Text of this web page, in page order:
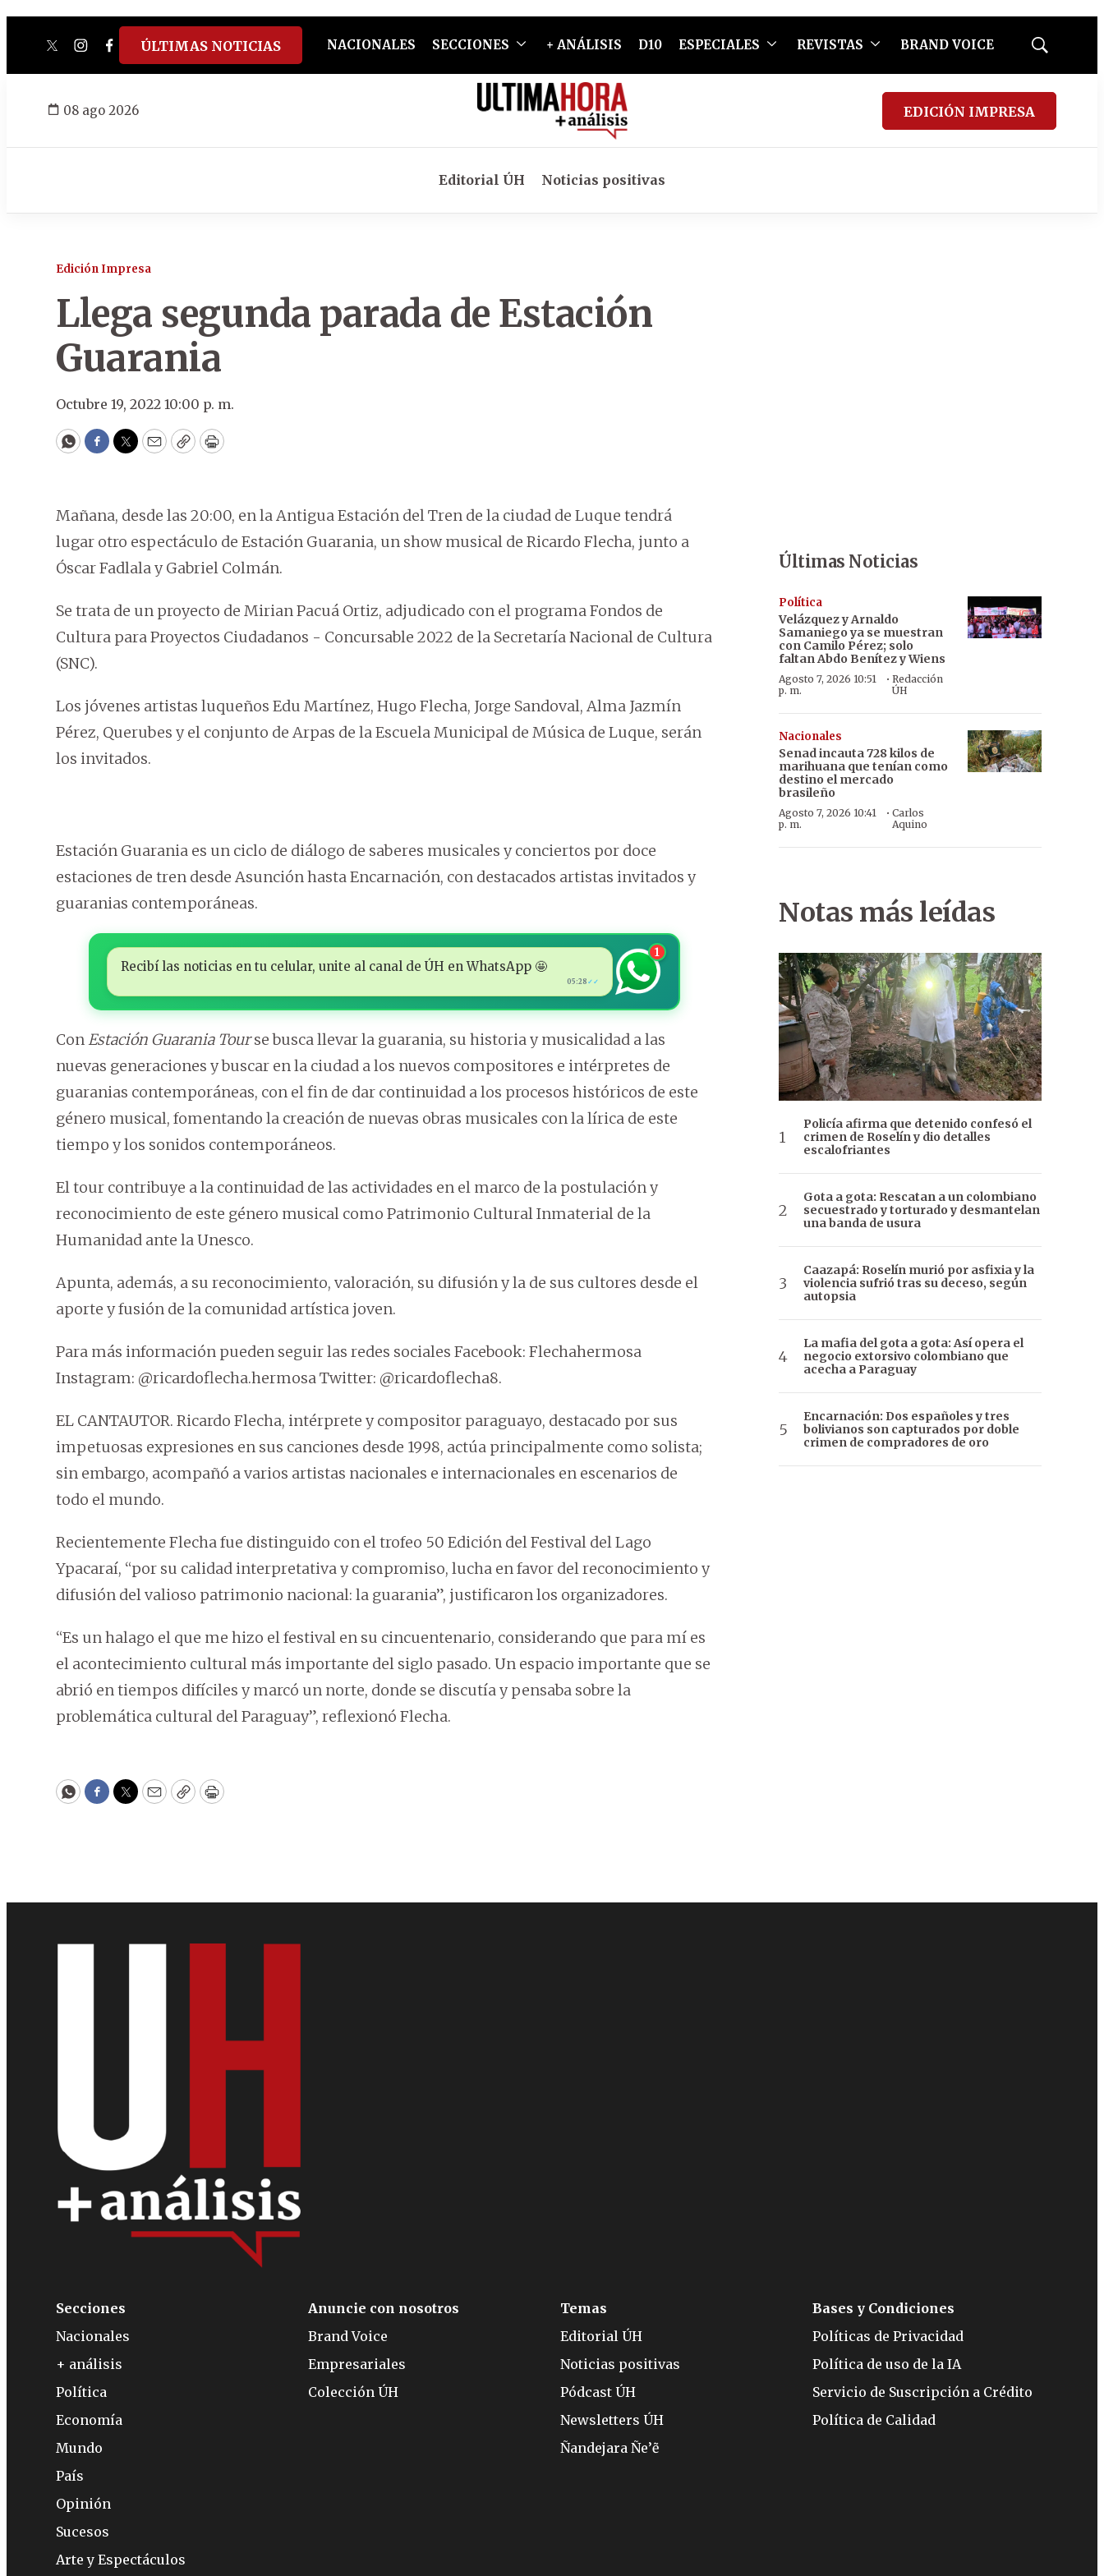
twitterinstagram
facebook
tiktokyoutube
spotify
ÚLTIMAS NOTICIAS NACIONALES SECCIONES + ANÁLISIS D10 ESPECIALES REVISTAS BRAND VOICE
Mostrar
08 ago 2026 EDICIÓN IMPRESA
Editorial ÚH Noticias positivas
Edición Impresa
Llega segunda parada de Estación
Guarania
Octubre 19, 2022 10:00 p. m.
WhatsApp
Facebook
Twitter
EmailCopyPrint
Mañana, desde las 20:00, en la Antigua Estación del Tren de la ciudad de Luque tendrá
lugar otro espectáculo de Estación Guarania, un show musical de Ricardo Flecha, junto a
Óscar Fadlala y Gabriel Colmán.
Se trata de un proyecto de Mirian Pacuá Ortiz, adjudicado con el programa Fondos de
Cultura para Proyectos Ciudadanos - Concursable 2022 de la Secretaría Nacional de Cultura
(SNC).
Los jóvenes artistas luqueños Edu Martínez, Hugo Flecha, Jorge Sandoval, Alma Jazmín
Pérez, Querubes y el conjunto de Arpas de la Escuela Municipal de Música de Luque, serán
los invitados.
Estación Guarania es un ciclo de diálogo de saberes musicales y conciertos por doce
estaciones de tren desde Asunción hasta Encarnación, con destacados artistas invitados y
guaranias contemporáneas.
Recibí las noticias en tu celular, unite al canal de ÚH en WhatsApp 🤩
05:28 ✓✓
1
ConEstación Guarania Tourse busca llevar la guarania, su historia y musicalidad a las
nuevas generaciones y buscar en la ciudad a los nuevos compositores e intérpretes de
guaranias contemporáneas, con el fin de dar continuidad a los procesos históricos de este
género musical, fomentando la creación de nuevas obras musicales con la lírica de este
tiempo y los sonidos contemporáneos.
El tour contribuye a la continuidad de las actividades en el marco de la postulación y
reconocimiento de este género musical como Patrimonio Cultural Inmaterial de la
Humanidad ante la Unesco.
Apunta, además, a su reconocimiento, valoración, su difusión y la de sus cultores desde el
aporte y fusión de la comunidad artística joven.
Para más información pueden seguir las redes sociales Facebook: Flechahermosa
Instagram: @ricardoflecha.hermosa Twitter: @ricardoflecha8.
EL CANTAUTOR. Ricardo Flecha, intérprete y compositor paraguayo, destacado por sus
impetuosas expresiones en sus canciones desde 1998, actúa principalmente como solista;
sin embargo, acompañó a varios artistas nacionales e internacionales en escenarios de
todo el mundo.
Recientemente Flecha fue distinguido con el trofeo 50 Edición del Festival del Lago
Ypacaraí, “por su calidad interpretativa y compromiso, lucha en favor del reconocimiento y
difusión del valioso patrimonio nacional: la guarania”, justificaron los organizadores.
“Es un halago el que me hizo el festival en su cincuentenario, considerando que para mí es
el acontecimiento cultural más importante del siglo pasado. Un espacio importante que se
abrió en tiempos difíciles y marcó un norte, donde se discutía y pensaba sobre la
problemática cultural del Paraguay”, reflexionó Flecha.
WhatsApp
Facebook
Twitter
EmailCopyPrint
Últimas Noticias
Política
Velázquez y Arnaldo
Samaniego ya se muestran
con Camilo Pérez; solo
faltan Abdo Benítez y Wiens
Agosto 7, 2026 10:51
p. m.
·Redacción
ÚH
Nacionales
Senad incauta 728 kilos de
marihuana que tenían como
destino el mercado
brasileño
Agosto 7, 2026 10:41
p. m.
· Carlos
Aquino
Notas más leídas
Policía afirma que detenido confesó el
crimen de Roselín y dio detalles
escalofriantes
Gota a gota: Rescatan a un colombiano
secuestrado y torturado y desmantelan
una banda de usura
Caazapá: Roselín murió por asfixia y la
violencia sufrió tras su deceso, según
autopsia
La mafia del gota a gota: Así opera el
negocio extorsivo colombiano que
acecha a Paraguay
Encarnación: Dos españoles y tres
bolivianos son capturados por doble
crimen de compradores de oro
Secciones
Nacionales
+ análisis
Política
Economía
Mundo
País
Opinión
Sucesos
Arte y Espectáculos
Anuncie con nosotros
Brand Voice
Empresariales
Colección ÚH
Temas
Editorial ÚH
Noticias positivas
Pódcast ÚH
Newsletters ÚH
Ñandejara Ñe’ẽ
Bases y Condiciones
Políticas de Privacidad
Política de uso de la IA
Servicio de Suscripción a Crédito
Política de Calidad